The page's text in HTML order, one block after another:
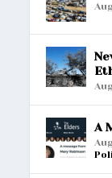
A